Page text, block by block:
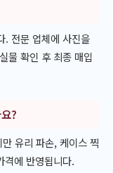
. 전문 업체에 사진을
물 확인 후 최종 매입
?
유리 파손, 케이스 찍
격에 반영됩니다.